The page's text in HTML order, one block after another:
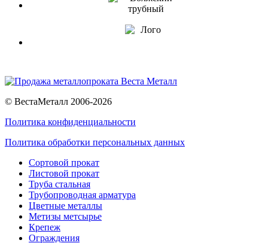
© ВестаМеталл 2006-2026
Политика конфиденциальности
Политика обработки персональных данных
Сортовой прокат
Листовой прокат
Труба стальная
Трубопроводная арматура
Цветные металлы
Метизы метсырье
Крепеж
Ограждения